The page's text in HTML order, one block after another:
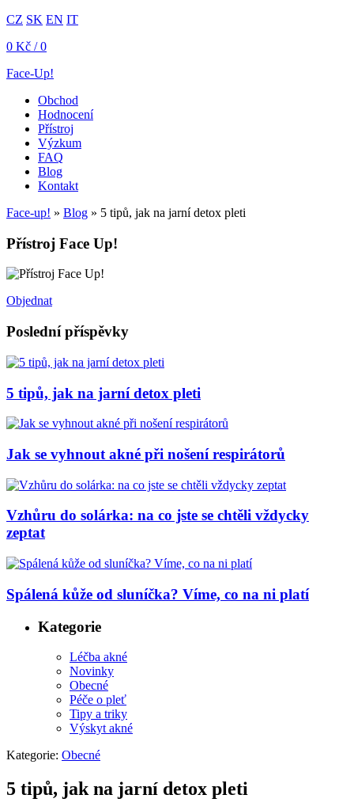
CZ SK EN IT
0 Kč / 0
Face-Up!
Obchod
Hodnocení
Přístroj
Výzkum
FAQ
Blog
Kontakt
Face-up! » Blog » 5 tipů, jak na jarní detox pleti
Přístroj Face Up!
Objednat
Poslední příspěvky
5 tipů, jak na jarní detox pleti
Jak se vyhnout akné při nošení respirátorů
Vzhůru do solárka: na co jste se chtěli vždycky
zeptat
Spálená kůže od sluníčka? Víme, co na ni platí
Kategorie
Léčba akné
Novinky
Obecné
Péče o pleť
Tipy a triky
Výskyt akné
Kategorie: Obecné
5 tipů, jak na jarní detox pleti